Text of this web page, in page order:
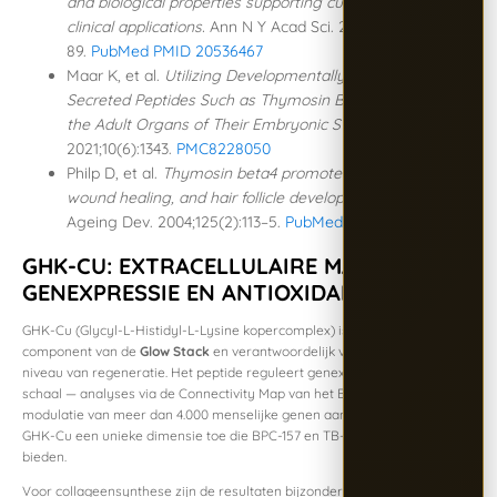
clinical applications. Ann N Y Acad Sci. 2010;1194:179–
89. PubMed PMID 20536467
Maar K, et al. Utilizing Developmentally Essential
Secreted Peptides Such as Thymosin Beta-4 to Remind
the Adult Organs of Their Embryonic State.
2021;10(6):1343. PMC8228050
Philp D, et al. Thymosin beta4 promotes angiogenesis,
wound healing, and hair follicle development.
Ageing Dev. 2004;125(2):113–5. PubMed PMID 15037013
GHK-CU: EXTRACELLULAIRE MATRIX,
GENEXPRESSIE EN ANTIOXIDANTWERKING
GHK-Cu (Glycyl-L-Histidyl-L-Lysine kopercomplex) is de derde
component van de Glow Stack en verantwoordelijk voor het diepste
niveau van regeneratie. Het peptide reguleert genexpressie op grote
schaal — analyses via de Connectivity Map van het Broad Institute tonen
modulatie van meer dan 4.000 menselijke genen aan. Daarmee voegt
GHK-Cu een unieke dimensie toe die BPC-157 en TB-500 niet kunnen
bieden.
Voor collageensynthese zijn de resultaten bijzonder sterk